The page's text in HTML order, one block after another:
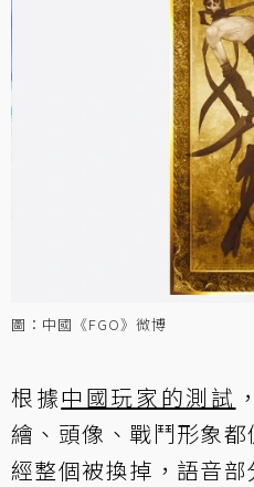
圖：中國《FGO》微博
根據中國玩家的測試
繪、頭像、戰鬥形象
經整個被換掉，語音